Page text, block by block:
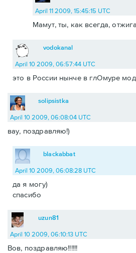
April 11 2009, 15:45:15 UTC
Мамут, ты, как всегда,
vodokanal
April 10 2009, 06:57:44 UTC
это в России нынче в глОмуре
solipsistka
April 10 2009, 06:08:04 UTC
вау, поздравляю!)
blackabbat
April 10 2009, 06:08:28 UTC
да я могу)
спасибо
uzun81
April 10 2009, 06:10:13 UTC
Вов, поздравляю!!!!!!